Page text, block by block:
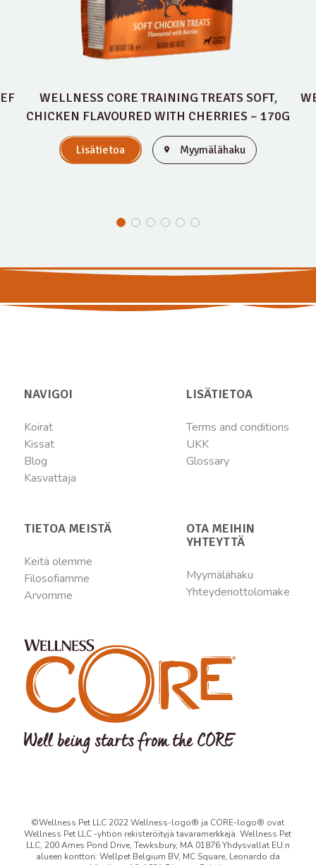
WELLNESS CORE TRAINING TREATS SOFT,
CHICKEN FLAVOURED WITH CHERRIES – 170G
Lisätietoa Myymälähaku
NAVIGOI
Koirat
Kissat
Blog
Kasvattaja
LISÄTIETOA
Terms and conditions
UKK
Glossary
TIETOA MEISTÄ
Keitä olemme
Filosofiamme
Arvomme
OTA MEIHIN
YHTEYTTÄ
Myymälähaku
Yhteydenottolomake
©Wellness Pet LLC 2022 Wellness-logo® ja CORE-logo® ovat
Wellness Pet LLC -yhtiön rekisteröityjä tavaramerkkejä. Wellness Pet
LLC, 200 Ames Pond Drive, Tewksbury, MA 01876 Yhdysvallat EU:n
alueen konttori: Wellpet Belgium BV, MC Square, Leonardo da